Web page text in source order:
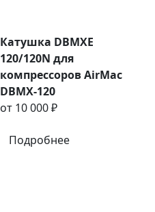
Катушка DBMXE
120/120N для
компрессоров AirMac
DBMX-120
от 10 000 ₽
Подробнее